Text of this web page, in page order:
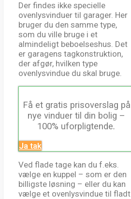
Der findes ikke specielle
ovenlysvinduer til garager. Her
bruger du den samme type,
som du ville bruge i et
almindeligt beboelseshus. Det
er garagens tagkonstruktion,
der afgør, hvilken type
ovenlysvindue du skal bruge.
Få et gratis prisoverslag på
nye vinduer til din bolig –
100% uforpligtende.
Ja tak
Ved flade tage kan du f.eks.
vælge en kuppel – som er den
billigste løsning – eller du kan
vælge et ovenlysvindue til fladt